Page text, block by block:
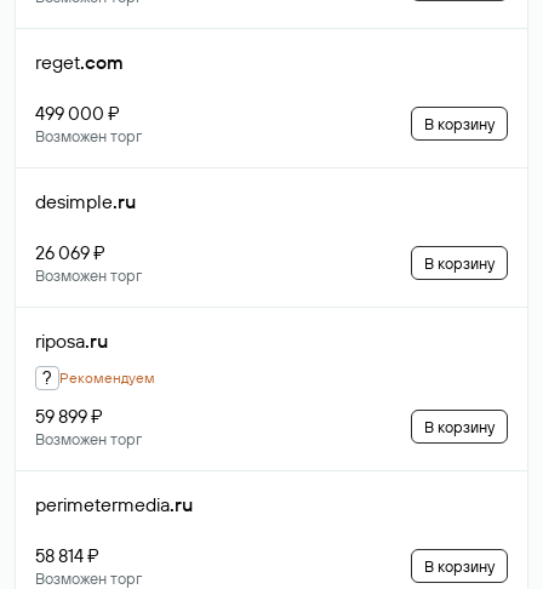
reget.com
499 000 ₽
Возможен торг
В корзину
desimple.ru
26 069 ₽
Возможен торг
В корзину
riposa.ru
? Рекомендуем
59 899 ₽
Возможен торг
В корзину
perimetermedia.ru
58 814 ₽
Возможен торг
В корзину